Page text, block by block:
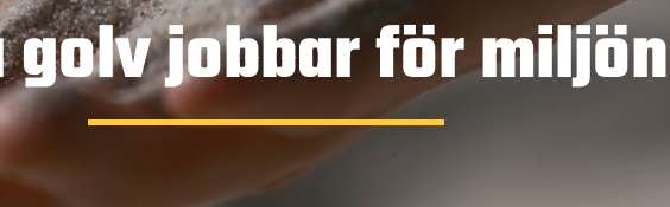
golv jobbar för miljön